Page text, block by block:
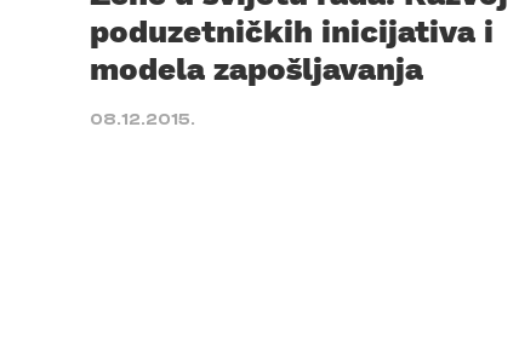
poduzetničkih inicijativa i
modela zapošljavanja
08.12.2015.